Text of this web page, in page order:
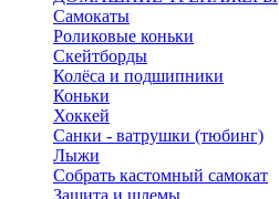
Самокаты
Роликовые коньки
Скейтборды
Колёса и подшипники
Коньки
Хоккей
Санки - ватрушки (тюбинг)
Лыжи
Собрать кастомный самокат
Защита и шлемы